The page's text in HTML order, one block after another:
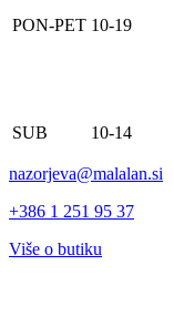
PON-PET 10-19
SUB 10-14
nazorjeva@malalan.si
+386 1 251 95 37
Više o butiku